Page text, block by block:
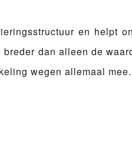
en helpt
dan alleen de
wegen allemaal mee.